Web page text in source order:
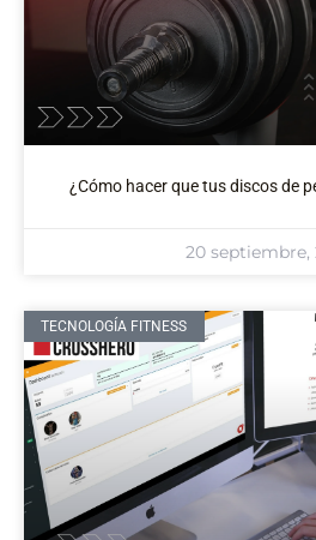
¿Cómo hacer que tus discos de
20 septiembre,
TECNOLOGÍA FITNESS